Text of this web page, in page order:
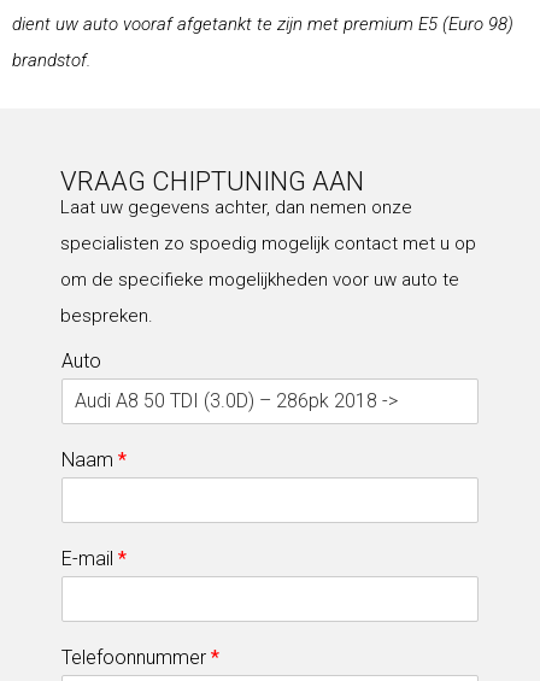
dient uw auto vooraf afgetankt te zijn met premium E5 (Euro 98)
brandstof.
VRAAG CHIPTUNING AAN
Laat uw gegevens achter, dan nemen onze
specialisten zo spoedig mogelijk contact met u op
om de specifieke mogelijkheden voor uw auto te
bespreken.
Auto
Naam *
E-mail *
Telefoonnummer *